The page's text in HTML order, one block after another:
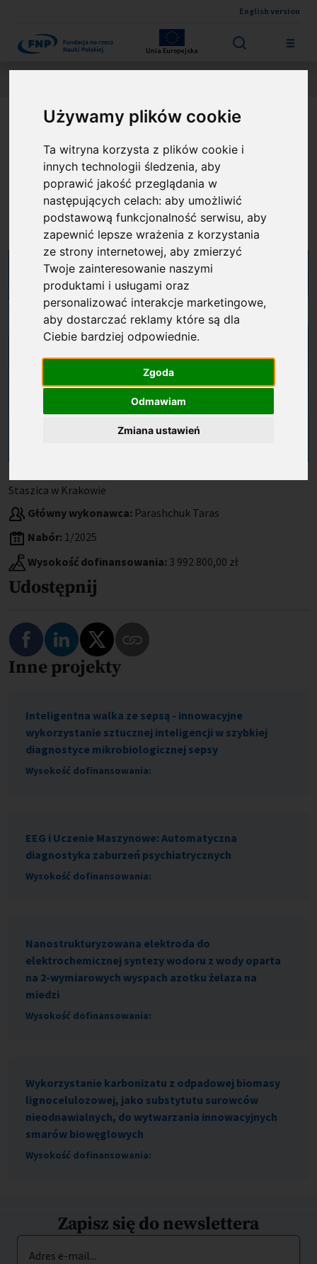
Używamy plików cookie
Ta witryna korzysta z plików cookie i
innych technologii śledzenia, aby
poprawić jakość przeglądania w
następujących celach:aby umożliwić
podstawową funkcjonalność serwisu,aby
zapewnić lepsze wrażenia z korzystania
ze strony internetowej,aby zmierzyć
Twoje zainteresowanie naszymi
produktami i usługami oraz
personalizować interakcje marketingowe,
aby dostarczać reklamy które są dla
Ciebie bardziej odpowiednie.
Zgoda
Odmawiam
Zmiana ustawień
English version
Unia Europejska
EcoCool: Ekologiczne
rozwiązanie chłodzenia
półprzewodnikowego o
podwójnym zastosowaniu
Staszica w Krakowie
Główny wykonawca: Parashchuk Taras
Nabór: 1/2025
Wysokość dofinansowania: 3 992 800,00 zł
Udostępnij
Podziel się na Facebooku
Podziel się na LinkedIn
Podziel się na Twitterze
Inne projekty
Inteligentna walka ze sepsą - innowacyjne
wykorzystanie sztucznej inteligencji w szybkiej
diagnostyce mikrobiologicznej sepsy
Wysokość dofinansowania:
EEG i Uczenie Maszynowe: Automatyczna
diagnostyka zaburzeń psychiatrycznych
Wysokość dofinansowania:
Nanostrukturyzowana elektroda do
elektrochemicznej syntezy wodoru z wody oparta
na 2-wymiarowych wyspach azotku żelaza na
miedzi
Wysokość dofinansowania:
Wykorzystanie karbonizatu z odpadowej biomasy
lignocelulozowej, jako substytutu surowców
nieodnawialnych, do wytwarzania innowacyjnych
smarów biowęglowych
Wysokość dofinansowania:
Zapisz się do newslettera
Adres e-mail...